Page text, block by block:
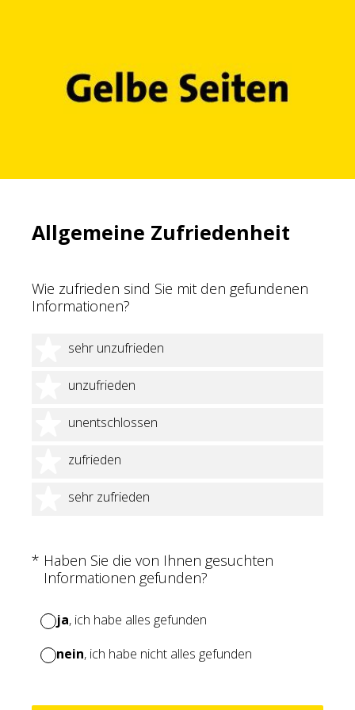
Allgemeine Zufriedenheit
Wie zufrieden sind Sie mit den gefundenen
Informationen?
sehr unzufrieden
1 Stern
unzufrieden
2 Sterne
unentschlossen
3 Sterne
zufrieden
4 Sterne
sehr zufrieden
5 Sterne
* Haben Sie die von Ihnen gesuchten
Informationen gefunden?
(Erforderlich.)
ja, ich habe alles gefunden
nein, ich habe nicht alles gefunden